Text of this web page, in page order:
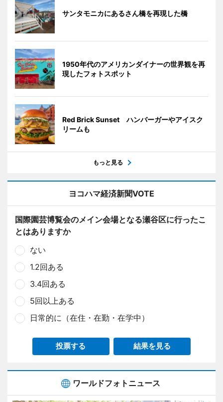
サンタモニカにあるさん橋を再現した橋
1950年代のアメリカンダイナーの世界観を再
現したフォトスポット
Red Brick Sunset ハンバーガーやアイスク
リームも
もっと見る
ヨコハマ経済新聞VOTE
国際園芸博覧会のメイン会場となる瀬谷区に行ったこ
とはありますか
ない
1.2回ある
3.4回ある
5回以上ある
日常的に（在住・在勤・在学中）
投票する 結果を見る
ワールドフォトニュース